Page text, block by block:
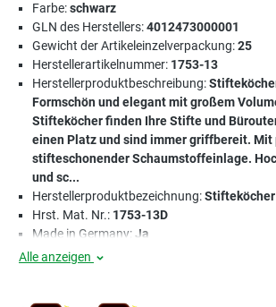
Farbe:schwarz
GLN des Herstellers:4012473000001
Gewicht der Artikeleinzelverpackung:25
Herstellerartikelnummer: 1753-13
Herstellerproduktbeschreibung:
Formschön und elegant mit großem
Stifteköcher finden Ihre Stifte und
einen Platz und sind immer griffbereit. Mit
stifteschonender Schaumstoffeinlage.
und sc...
Herstellerproduktbezeichnung:Stifteköcher
Hrst. Mat. Nr.: 1753-13D
Made in Germany:Ja
Alle anzeigen